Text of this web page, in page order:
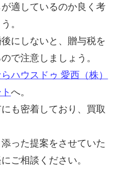
適しているのか良く考
。
にしないと、贈与税を
で注意しましょう。
ハウスドゥ 愛西（株）
へ。
も密着しており、買取
った提案をさせていた
ご相談ください。